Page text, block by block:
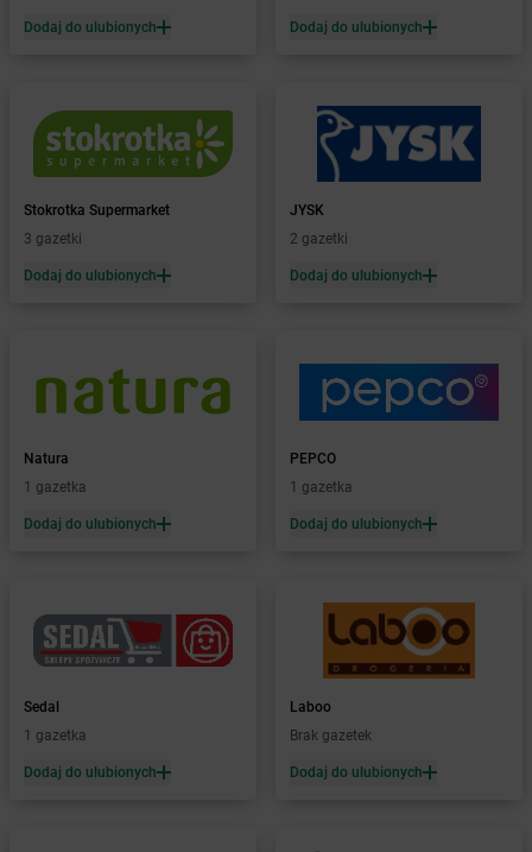
Żabka
Biała Druga
Żabka Białe Błota
Żabka Białka
Żabka Białobrzegi
Żabka Białogard
Żabka Białogóra
Żabka Białystok
Żabka Bibice
Żabka
Żabka Biedrusko
Żabka Bielany Wrocławskie
Żabka Bielsk Podlaski
Żabka Bielsko
Żabka Bielsko-Biała
Żabka
Żabka Bieruń
Żabka Bieżuń
Dodaj do ulubionych Dodaj do ulubionych
Stokrotka Supermarket
3 gazetki
Dodaj do ulubionych
JYSK
2 gazetki
Dodaj do ulubionych
Natura
1 gazetka
Dodaj do ulubionych
PEPCO
1 gazetka
Dodaj do ulubionych
Sedal
1 gazetka
Dodaj do ulubionych
Laboo
Brak gazetek
Dodaj do ulubionych